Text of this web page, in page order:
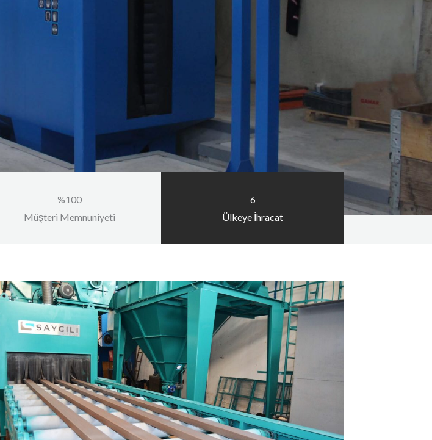
%100
Müşteri Memnuniyeti
6
Ülkeye İhracat